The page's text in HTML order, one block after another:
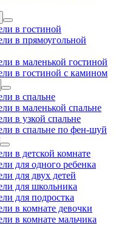
в гостиной
в прямоугольной
в маленькой гостиной
в гостиной с камином
в спальне
в маленькой спальне
в узкой спальне
в спальне по фен-шуй
в детской комнате
для одного ребенка
для двух детей
для школьника
для подростка
в комнате девочки
в комнате мальчика